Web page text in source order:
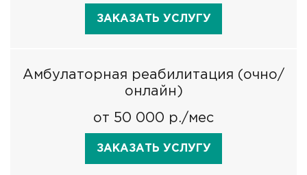
ЗАКАЗАТЬ УСЛУГУ
Амбулаторная реабилитация (очно/
онлайн)
от 50 000 р./мес
ЗАКАЗАТЬ УСЛУГУ